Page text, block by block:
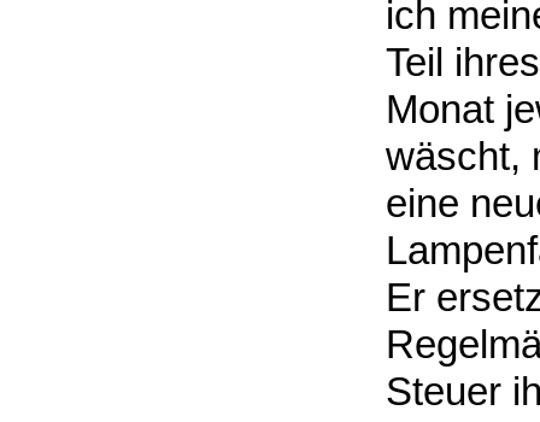
ich
Teil
Monat
wäscht,
eine
Er
Steuer